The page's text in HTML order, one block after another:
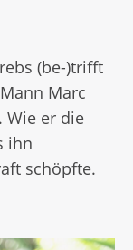
(be-)trifft
Marc
Wie er die
ihn
schöpfte.